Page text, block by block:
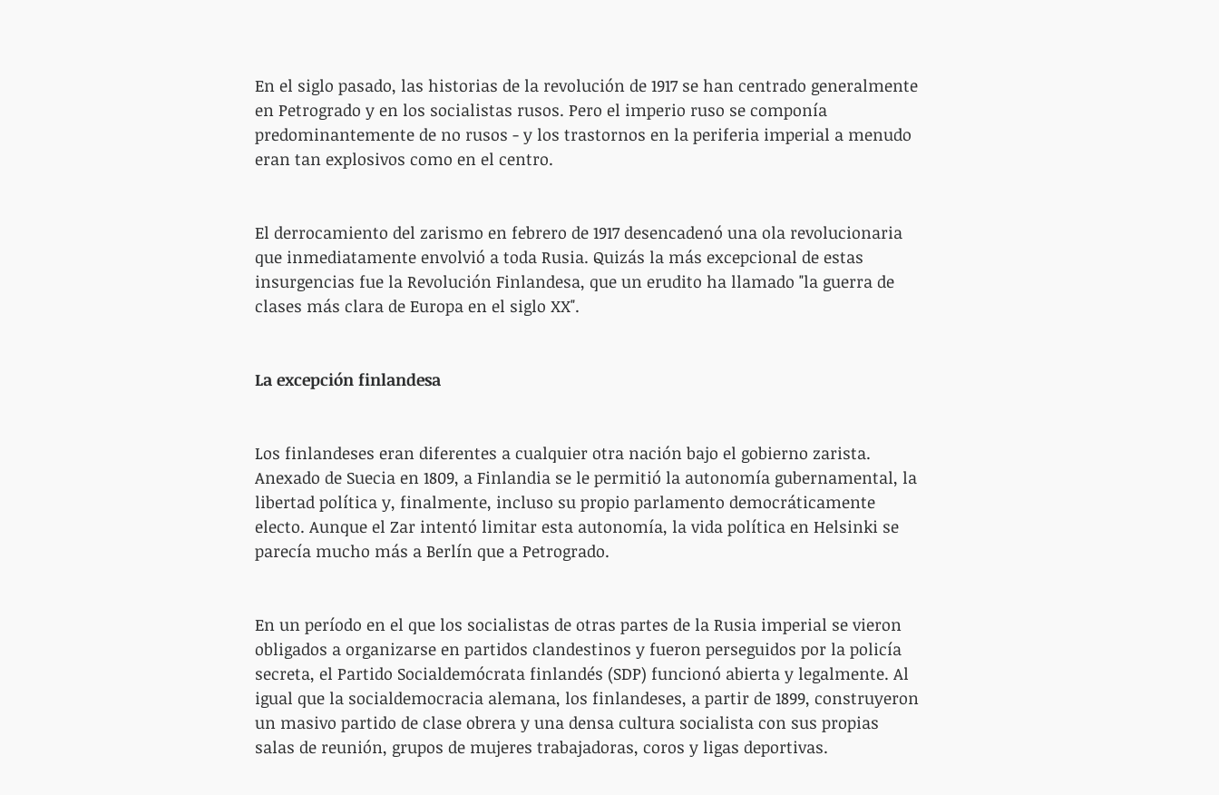
En el siglo pasado, las historias de la revolución de 1917 se han centrado generalmente
en Petrogrado y en los socialistas rusos. Pero el imperio ruso se componía
predominantemente de no rusos - y los trastornos en la periferia imperial a menudo
eran tan explosivos como en el centro.
El derrocamiento del zarismo en febrero de 1917 desencadenó una ola revolucionaria
que inmediatamente envolvió a toda Rusia. Quizás la más excepcional de estas
insurgencias fue la Revolución Finlandesa, que un erudito ha llamado "la guerra de
clases más clara de Europa en el siglo XX".
La excepción finlandesa
Los finlandeses eran diferentes a cualquier otra nación bajo el gobierno zarista.
Anexado de Suecia en 1809, a Finlandia se le permitió la autonomía gubernamental, la
libertad política y, finalmente, incluso su propio parlamento democráticamente
electo. Aunque el Zar intentó limitar esta autonomía, la vida política en Helsinki se
parecía mucho más a Berlín que a Petrogrado.
En un período en el que los socialistas de otras partes de la Rusia imperial se vieron
obligados a organizarse en partidos clandestinos y fueron perseguidos por la policía
secreta, el Partido Socialdemócrata finlandés (SDP) funcionó abierta y legalmente. Al
igual que la socialdemocracia alemana, los finlandeses, a partir de 1899, construyeron
un masivo partido de clase obrera y una densa cultura socialista con sus propias
salas de reunión, grupos de mujeres trabajadoras, coros y ligas deportivas.